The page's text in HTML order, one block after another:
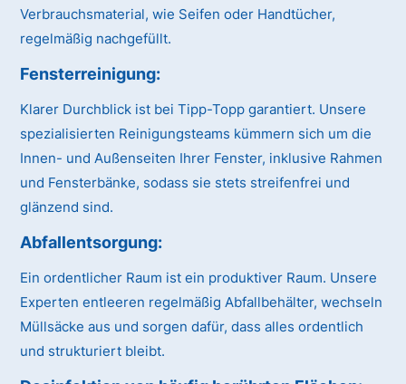
Verbrauchsmaterial, wie Seifen oder Handtücher,
regelmäßig nachgefüllt.
Fensterreinigung:
Klarer Durchblick ist bei Tipp-Topp garantiert. Unsere
spezialisierten Reinigungsteams kümmern sich um die
Innen- und Außenseiten Ihrer Fenster, inklusive Rahmen
und Fensterbänke, sodass sie stets streifenfrei und
glänzend sind.
Abfallentsorgung:
Ein ordentlicher Raum ist ein produktiver Raum. Unsere
Experten entleeren regelmäßig Abfallbehälter, wechseln
Müllsäcke aus und sorgen dafür, dass alles ordentlich
und strukturiert bleibt.